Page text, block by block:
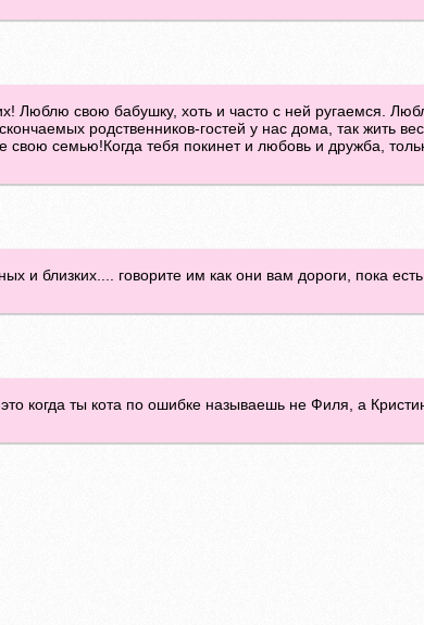
Люблю свою бабушку, хоть и часто с ней ругаемся.
родственников-гостей у нас дома, так жить
свою семью!Когда тебя покинет и любовь и дружба,
и близких.... говорите им как они вам дороги, пока
когда ты кота по ошибке называешь не Филя, а